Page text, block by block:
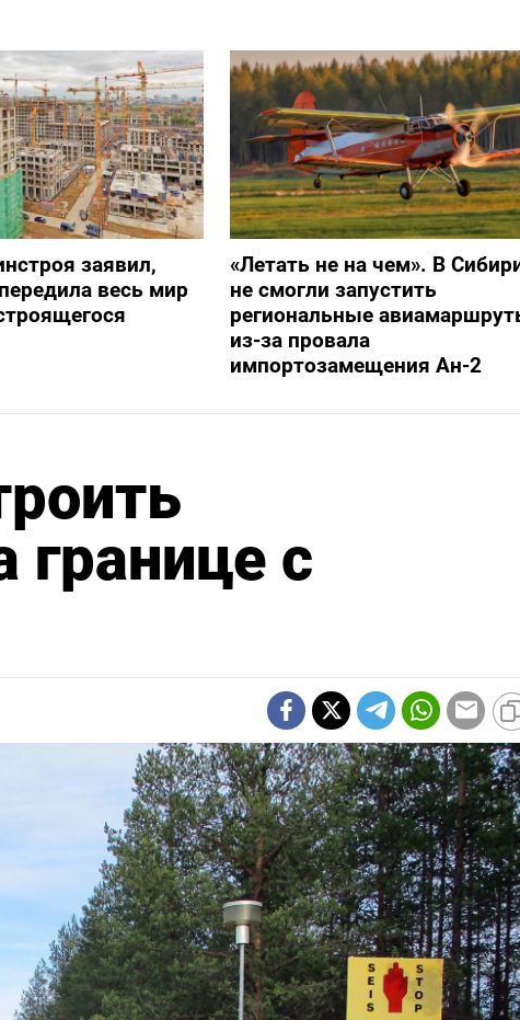
заявил,
весь мир
«Летать не на чем». В
не смогли запустить
региональные
из-за провала
импортозамещения Ан-2
границе с